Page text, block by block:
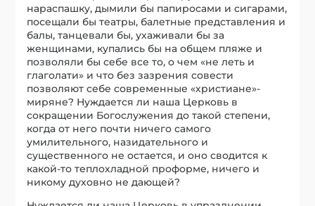
нараспашку, дымили бы папиросами и сигарами,
посещали бы театры, балетные представления и
балы, танцевали бы, ухаживали бы за
женщинами, купались бы на общем пляже и
позволяли бы себе все то, о чем «не леть и
глаголати» и что без зазрения совести
позволяют себе современные «христиане»-
миряне? Нуждается ли наша Церковь в
сокращении Богослужения до такой степени,
когда от него почти ничего самого
умилительного, назидательного и
существенного не остается, и оно сводится к
какой-то теплохладной проформе, ничего и
никому духовно не дающей?